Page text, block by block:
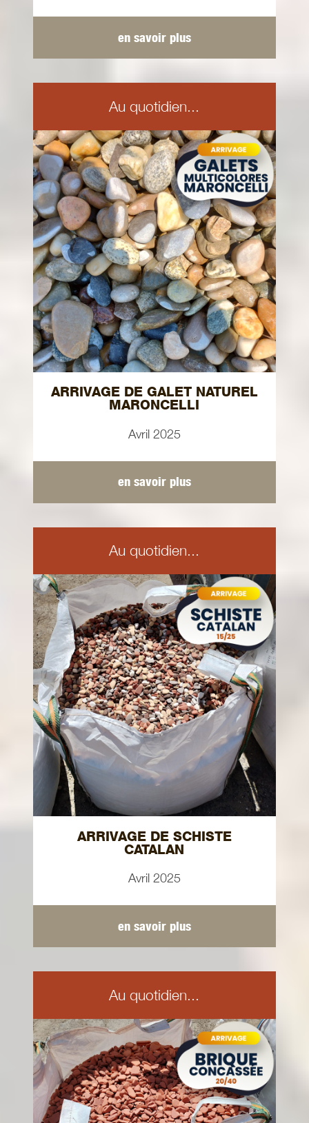
en savoir plus
Au quotidien...
ARRIVAGE DE GALET NATUREL
MARONCELLI
Avril 2025
en savoir plus
Au quotidien...
ARRIVAGE DE SCHISTE
CATALAN
Avril 2025
en savoir plus
Au quotidien...